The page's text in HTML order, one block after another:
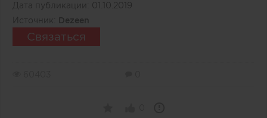
Дата публикации: 01.10.2019
Источник:
Dezeen
Связаться